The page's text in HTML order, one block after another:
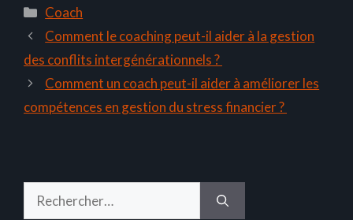
Catégories
Coach
Comment le coaching peut-il aider à la gestion
des conflits intergénérationnels ?
Comment un coach peut-il aider à améliorer les
compétences en gestion du stress financier ?